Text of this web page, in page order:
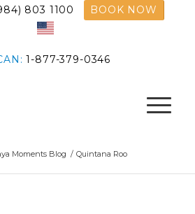
803 1100 BOOK NOW
1-877-379-0346
Moments Blog / Quintana Roo